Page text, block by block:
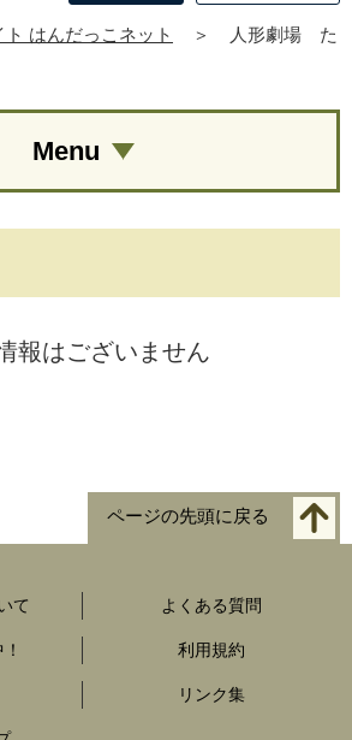
はんだっこネット ＞
人形劇場 た
報はございません
Menu
ページの先頭に戻る
て よくある質問
利用規約
リンク集